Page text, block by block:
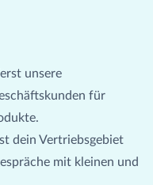
unsere
für
dein Vertriebsgebiet
mit kleinen und